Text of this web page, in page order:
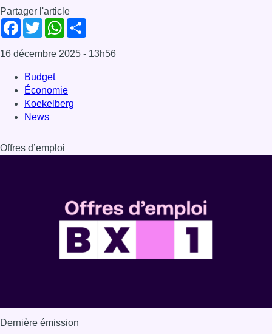
Partager l'article
Facebook
TwitterWhatsApp
16 décembre 2025 - 13h56
Budget
Économie
Koekelberg
News
Offres d’emploi
Dernière émission